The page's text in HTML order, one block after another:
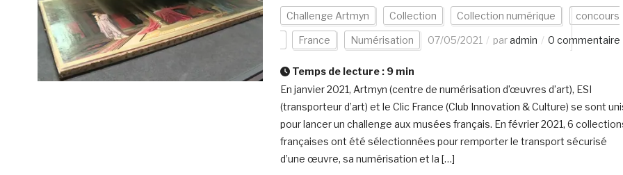
Challenge Artmyn Collection Collection numérique concours
France Numérisation 07/05/2021 paradmin 0 commentaire
Temps de lecture : 9 min
En janvier 2021, Artmyn (centre de numérisation d’œuvres d’art), ESI
(transporteur d’art) et le Clic France (Club Innovation & Culture) se sont
pour lancer un challenge aux musées français. En février 2021, 6
françaises ont été sélectionnées pour remporter le transport sécurisé
d’une œuvre, sa numérisation et la […]